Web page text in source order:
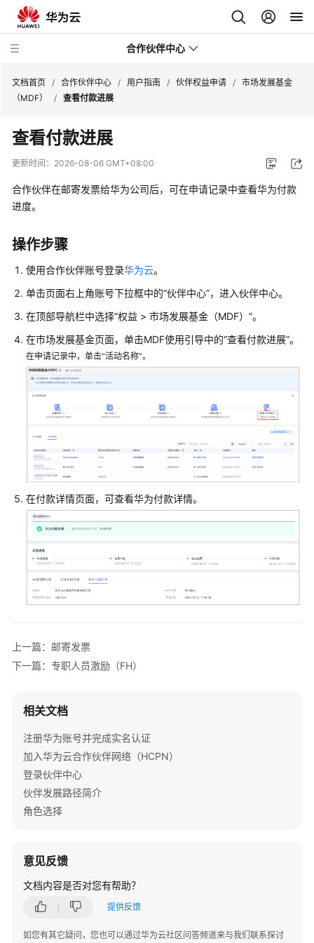
合作伙伴中心
用
户
指
合
作
伙
合
伙
伴
发
展
合
作
伴
计
划
伙
伴
信
理
伙
组
管
理
伴
构
理
伙
伴
力
文档首页 / 合作伙伴中心 / 用户指南 / 伙伴权益申请 / 市场发展基金
（MDF）
/ 查看付款进展
查看付款进展
更新时间： 2026-08-06 GMT+08:00
合作伙伴在邮寄发票给华为公司后，可在申请记录中查看华为付款
进度。
操作步骤
使用合作伙伴账号登录华为云。
单击页面右上角账号下拉框中的“伙伴中心”，进入伙伴中心。
在顶部导航栏中选择“权益 > 市场发展基金（MDF）”。
在市场发展基金页面，单击MDF使用引导中的“查看付款进展”。
在申请记录中，单击“活动名称”。
在付款详情页面，可查看华为付款详情。
上一篇：邮寄发票
下一篇：专职人员激励（FH）
相关文档
注册华为账号并完成实名认证
加入华为云合作伙伴网络（HCPN）
登录伙伴中心
伙伴发展路径简介
角色选择
意见反馈
文档内容是否对您有帮助？
提供反馈
如您有其它疑问，您也可以通过华为云社区问答频道来与我们联系探讨